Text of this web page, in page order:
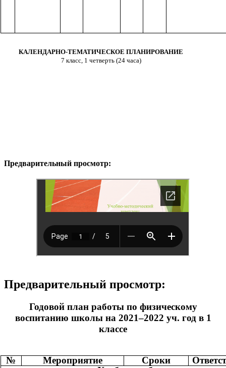
КАЛЕНДАРНО-ТЕМАТИЧЕСКОЕ ПЛАНИРОВАНИЕ
7 класс, 1 четверть (24 часа)
Предварительный просмотр:
Предварительный просмотр:
Годовой план работы по физическому
воспитанию школы на 2021–2022 уч. год в 1
классе
№ Мероприятие Сроки